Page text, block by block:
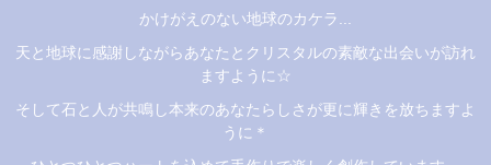
かけがえのない地球のカケラ...
天と地球に感謝しながらあなたとクリスタルの素敵な出会いが訪れ
ますように☆
そして石と人が共鳴し本来のあなたらしさが更に輝きを放ちますよ
うに＊